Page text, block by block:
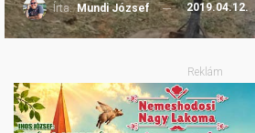
Írta:Mundi József 2019.04.12.
Reklám